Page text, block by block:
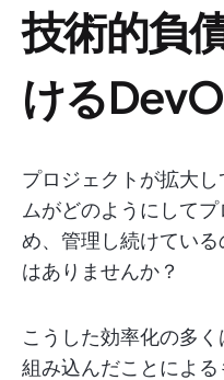
技術的負
ける
プロジェクトが拡大
ムがどのようにして
め、管理し続けてい
はありませんか？
こうした効率化の多
組み込んだことによ